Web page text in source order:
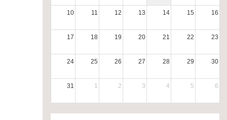
10 11 12 13 14 15 16
17 18 19 20 21 22 23
24 25 26 27 28 29 30
31 1 2 3 4 5 6